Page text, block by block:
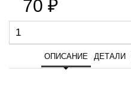
70 ₽
ОПИСАНИЕ ДЕТАЛИ